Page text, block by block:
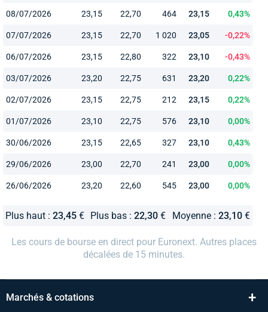
08/07/2026 23,15 22,70 464 23,15 0,43%
07/07/2026 23,15 22,70 1 020 23,05 -0,22%
06/07/2026 23,15 22,80 322 23,10 -0,43%
03/07/2026 23,20 22,75 631 23,20 0,22%
02/07/2026 23,15 22,75 212 23,15 0,22%
01/07/2026 23,10 22,75 576 23,10 0,00%
30/06/2026 23,15 22,65 327 23,10 0,43%
29/06/2026 23,00 22,70 241 23,00 0,00%
26/06/2026 23,20 22,60 545 23,00 0,00%
Plus haut : 23,45€ Plus bas : 22,30€ Moyenne :23,10 €
Les cours de bourse en direct pour Euronext. Autres places
décalées de 15 minutes.
Marchés & cotations +